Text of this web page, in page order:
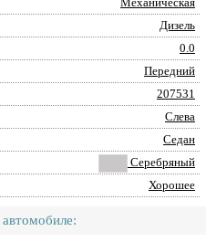
Дизель
0.0
Передний
207531
Слева
Седан
Серебряный
Хорошее